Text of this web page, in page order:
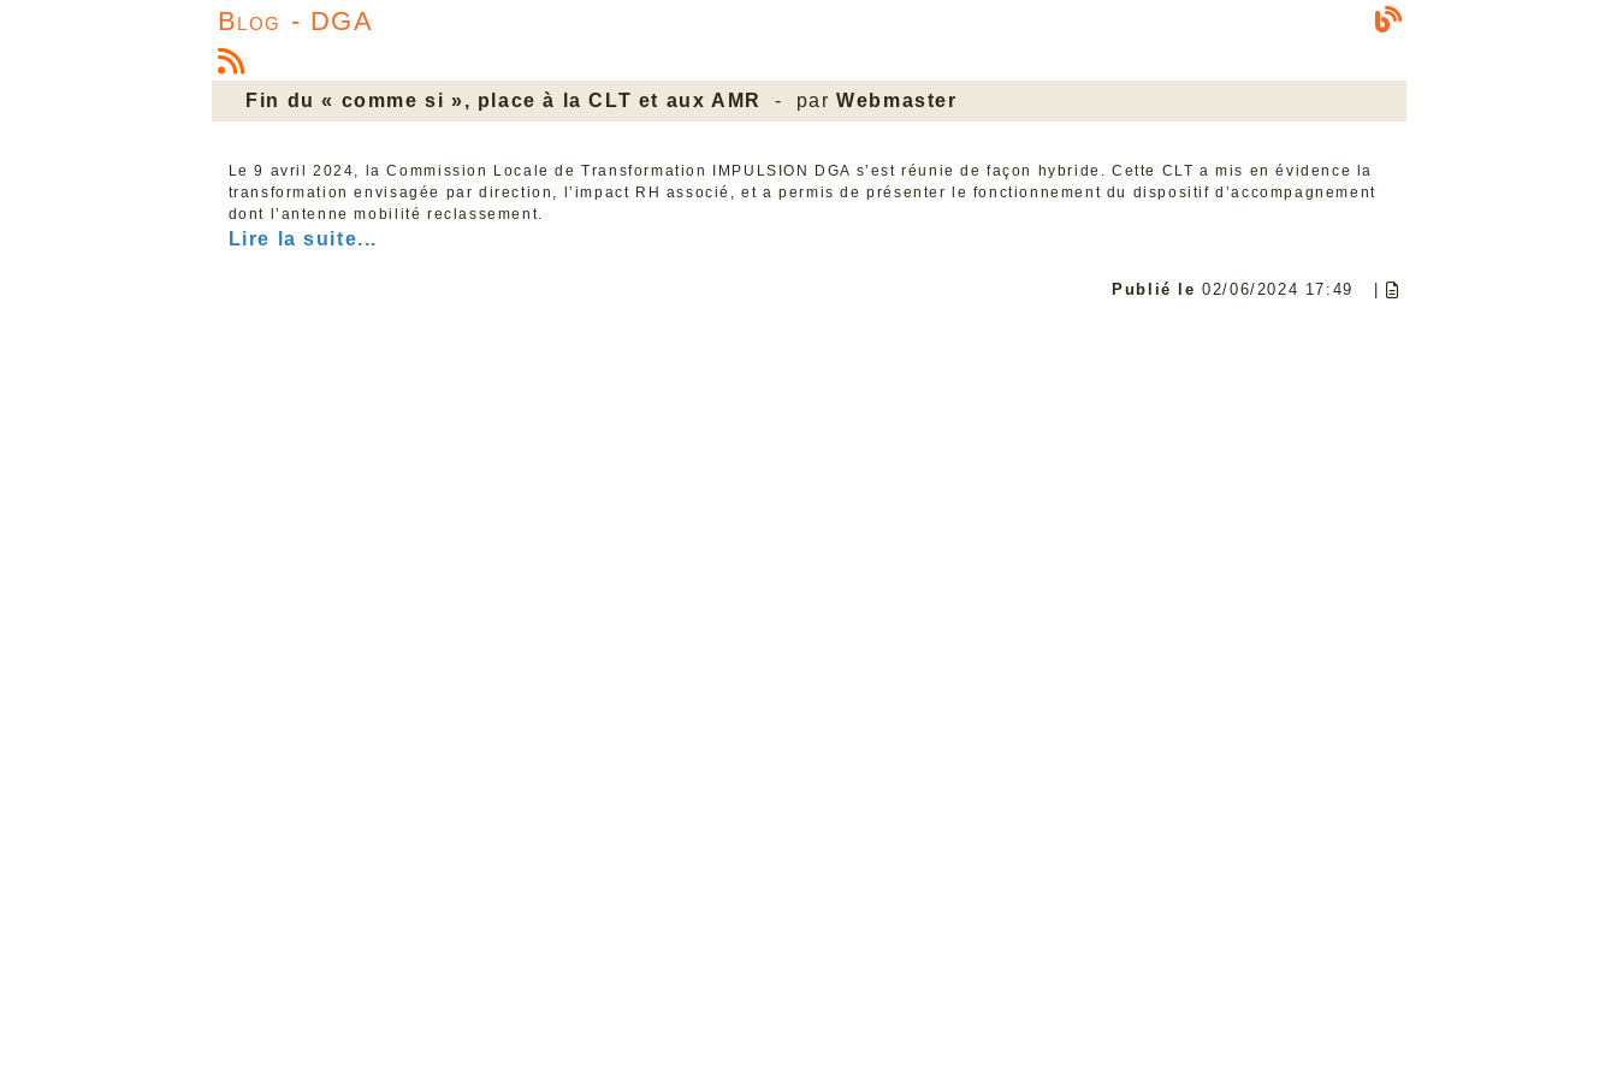
Blog - DGA
Fin du « comme si », place à la CLT et aux AMR - parWebmaster
Le 9 avril 2024, la Commission Locale de Transformation IMPULSION DGA s’est réunie de façon hybride. Cette CLT a mis en évidence la
transformation envisagée par direction, l’impact RH associé, et a permis de présenter le fonctionnement du dispositif d’accompagnement
dont l’antenne mobilité reclassement.
Lire la suite...
Publié le02/06/2024 17:49